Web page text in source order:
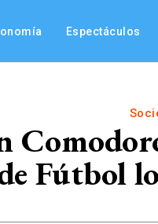
Espectáculos
Fútbol